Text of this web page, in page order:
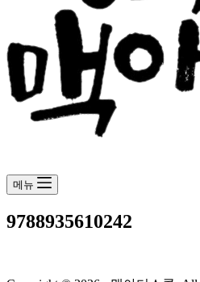
메뉴
9788935610242